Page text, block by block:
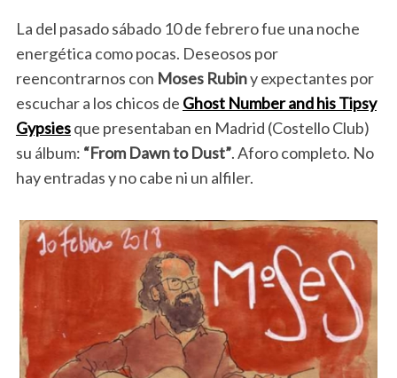
La del pasado sábado 10 de febrero fue una noche
energética como pocas. Deseosos por
reencontrarnos con Moses Rubiny expectantes por
escuchar a los chicos de Ghost Number and his Tipsy
Gypsiesque presentaban en Madrid (Costello Club)
su álbum: “From Dawn to Dust”. Aforo completo. No
hay entradas y no cabe ni un alfiler.